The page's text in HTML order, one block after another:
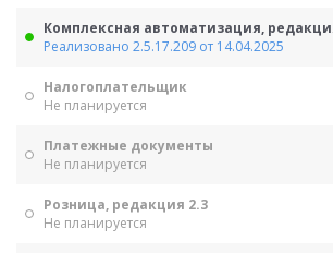
Комплексная автоматизация,
Реализовано 2.5.17.209 от 14.04.2025
Налогоплательщик
Не планируется
Платежные документы
Не планируется
Розница, редакция 2.3
Не планируется